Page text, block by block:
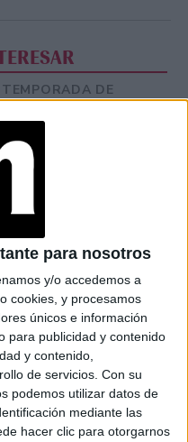
para nosotros
y/o accedemos a
cookies, y procesamos
únicos e información
para publicidad y contenido
y contenido,
de servicios. Con su
podemos utilizar datos de
mediante las
hacer clic para otorgarnos
TEMPORADA DE
SAGITARIO: TRES
SIGNOS TENDRÁN
SUERTE Y MUCHA
ALEGRÍA
ACUARIO: ASÍ
LOS SIGNOS DEL
ZODIACO
LUNA NUEVA EN
ACUARIO:
RENOVACIÓN,
REFLEXIÓN Y UNA
MIRADA DIFERENTE